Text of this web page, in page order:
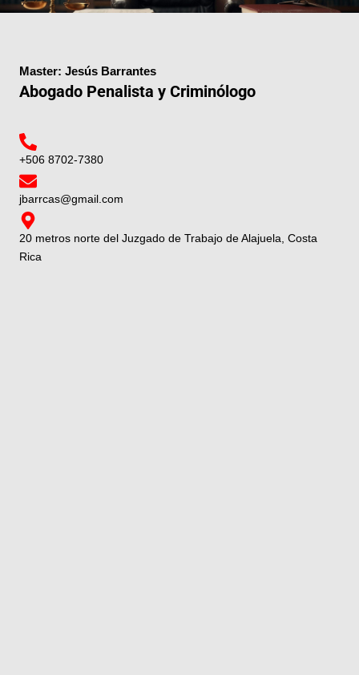
Master: Jesús Barrantes
Abogado Penalista y Criminólogo
+506 8702-7380
jbarrcas@gmail.com
20 metros norte del Juzgado de Trabajo de Alajuela, Costa
Rica